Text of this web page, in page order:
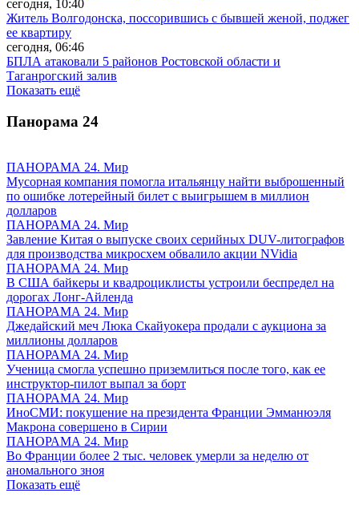
сегодня, 10:40
Житель Волгодонска, поссорившись с бывшей женой, поджег
ее квартиру
сегодня, 06:46
БПЛА атаковали 5 районов Ростовской области и
Таганрогский залив
Показать ещё
Панорама 24
ПАНОРАМА 24. Мир
Мусорная компания помогла итальянцу найти выброшенный
по ошибке лотерейный билет с выигрышем в миллион
долларов
ПАНОРАМА 24. Мир
Завление Китая о выпуске своих серийных DUV-литографов
для производства микросхем обвалило акции NVidia
ПАНОРАМА 24. Мир
В США байкеры и квадроциклисты устроили беспредел на
дорогах Лонг-Айленда
ПАНОРАМА 24. Мир
Джедайский меч Люка Скайуокера продали с аукциона за
миллионы долларов
ПАНОРАМА 24. Мир
Ученица смогла успешно приземлиться после того, как ее
инструктор-пилот выпал за борт
ПАНОРАМА 24. Мир
ИноСМИ: покушение на президента Франции Эмманюэля
Макрона совершено в Сирии
ПАНОРАМА 24. Мир
Во Франции более 2 тыс. человек умерли за неделю от
аномального зноя
Показать ещё